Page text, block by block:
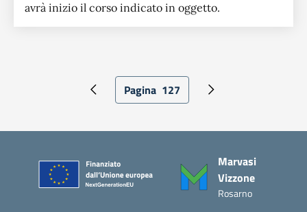
avrà inizio il corso indicato in oggetto.
Paginazione
Pagina precedentePagina attuale
Pagina 127 Pagina successiva
Marvasi
Vizzone
Rosarno